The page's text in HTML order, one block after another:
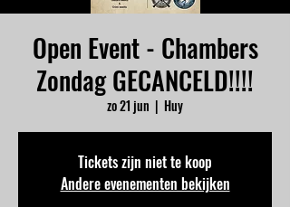
Open Event - Chambers
Zondag GECANCELD!!!!
zo 21 jun
  |
Huy
Tickets zijn niet te koop
Andere evenementen bekijken